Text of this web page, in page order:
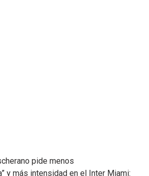
pide menos
y más intensidad en el Inter Miami: